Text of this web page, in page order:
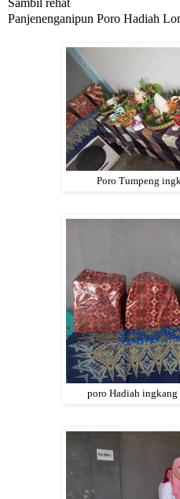
Sambil rehat
Panjenenganipun Poro Hadiah
Poro Tumpeng
poro Hadiah ingkang